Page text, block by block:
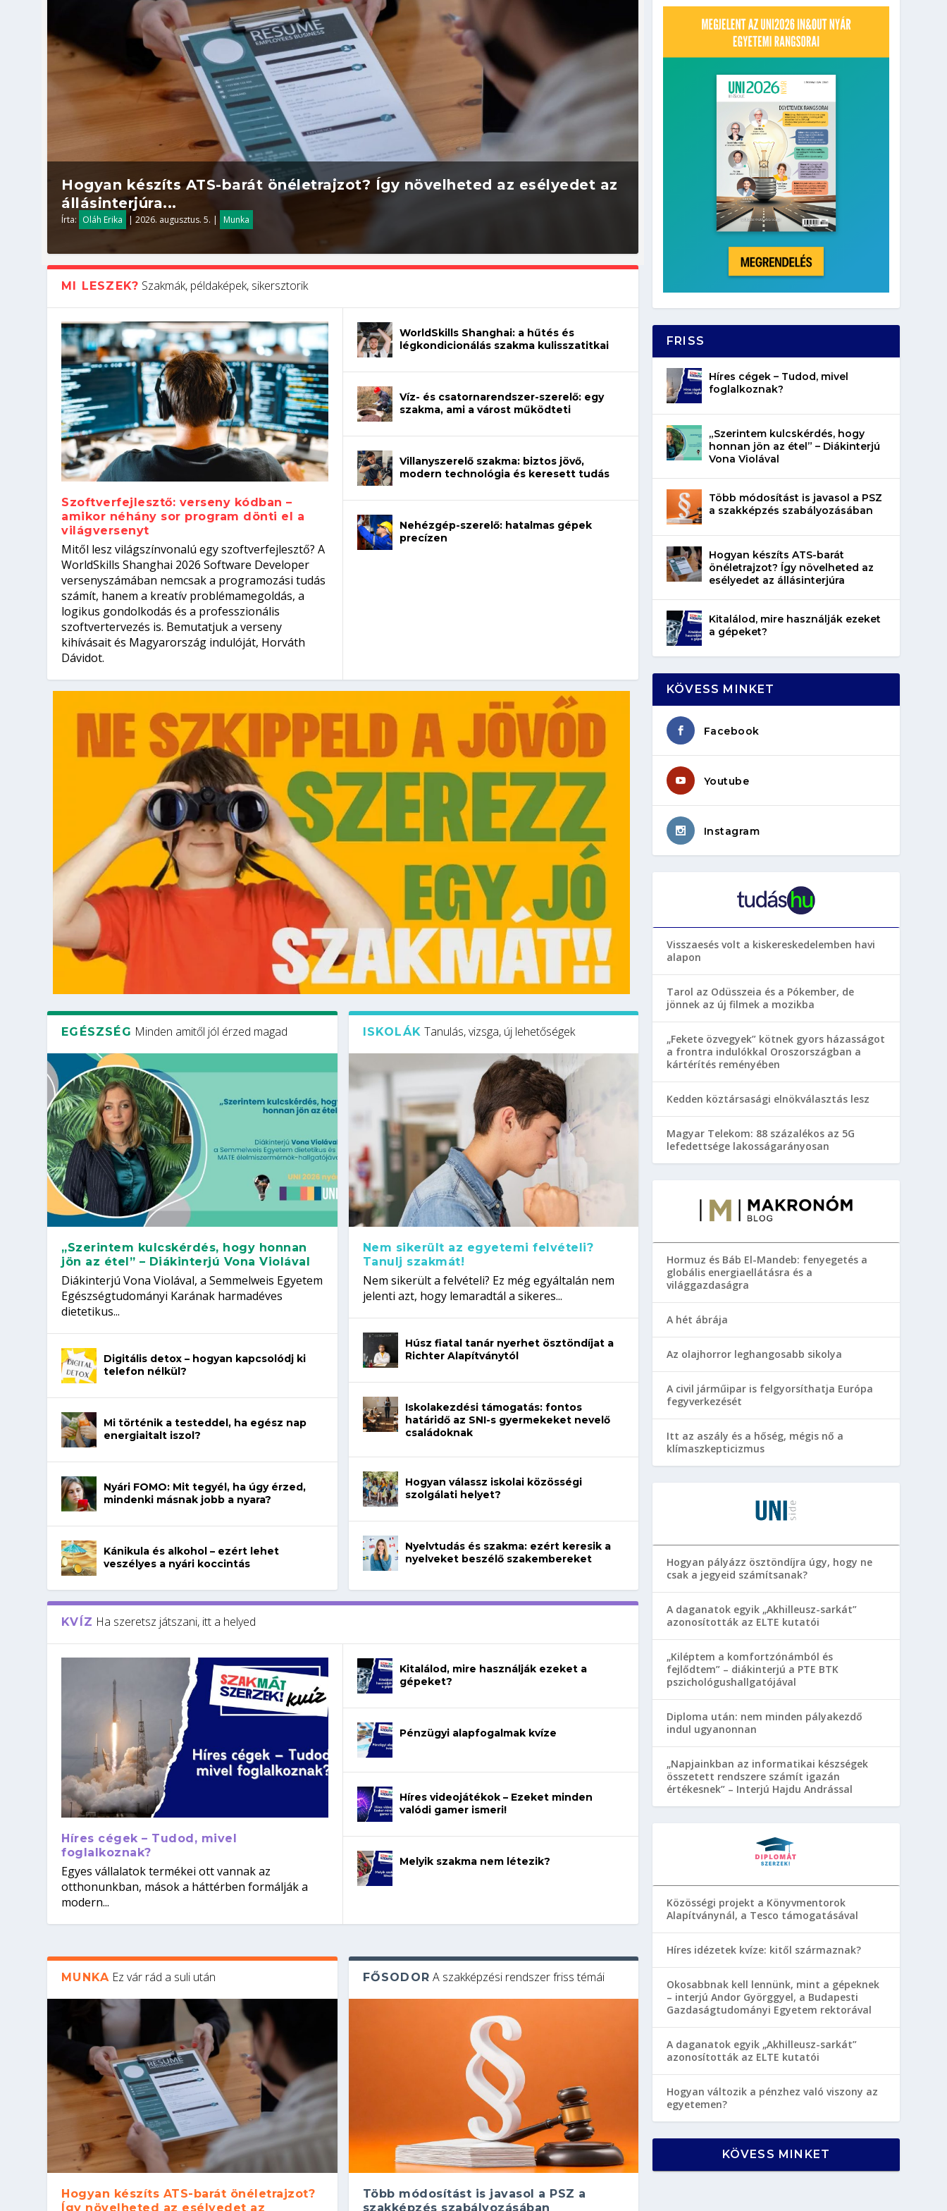
Hogyan készíts ATS-barát önéletrajzot? Így növelheted az esélyedet az
állásinterjúra...
Írta: Oláh Erika |2026. augusztus. 5. | Munka
Kitalálod, mire használják ezeket a gépeket?
Írta: Tóth Mónika |2026. augusztus. 4.| Kvíz
Nem sikerült az egyetemi felvételi? Tanulj szakmát!
Írta: Oláh Erika |2026. augusztus. 4.| Iskolák
Szoftverfejlesztő: verseny kódban – amikor néhány sor program dönti
el a világversenyt...
Írta: Szakmát Szerzek |2026. augusztus. 3.| Mi leszek?
Digitális detox – hogyan kapcsolódj ki telefon nélkül?
Írta: Oláh Erika |2026. augusztus. 3.| Egészség
MI LESZEK? Szakmák, példaképek, sikersztorik
Szoftverfejlesztő: verseny kódban –
amikor néhány sor program dönti el a
világversenyt
Mitől lesz világszínvonalú egy szoftverfejlesztő? A
WorldSkills Shanghai 2026 Software Developer
versenyszámában nemcsak a programozási tudás
számít, hanem a kreatív problémamegoldás, a
logikus gondolkodás és a professzionális
szoftvertervezés is. Bemutatjuk a verseny
kihívásait és Magyarország indulóját, Horváth
Dávidot.
WorldSkills Shanghai: a hűtés és
légkondicionálás szakma kulisszatitkai
Víz- és csatornarendszer-szerelő: egy
szakma, ami a várost működteti
Villanyszerelő szakma: biztos jövő,
modern technológia és keresett tudás
Nehézgép-szerelő: hatalmas gépek
precízen
EGÉSZSÉG Minden amitől jól érzed magad
„Szerintem kulcskérdés, hogy honnan
jön az étel” – Diákinterjú Vona Violával
Diákinterjú Vona Violával, a Semmelweis Egyetem
Egészségtudományi Karának harmadéves
dietetikus...
Digitális detox – hogyan kapcsolódj ki
telefon nélkül?
Mi történik a testeddel, ha egész nap
energiaitalt iszol?
Nyári FOMO: Mit tegyél, ha úgy érzed,
mindenki másnak jobb a nyara?
Kánikula és alkohol – ezért lehet
veszélyes a nyári koccintás
ISKOLÁK Tanulás, vizsga, új lehetőségek
Nem sikerült az egyetemi felvételi?
Tanulj szakmát!
Nem sikerült a felvételi? Ez még egyáltalán nem
jelenti azt, hogy lemaradtál a sikeres...
Húsz fiatal tanár nyerhet ösztöndíjat a
Richter Alapítványtól
Iskolakezdési támogatás: fontos
határidő az SNI-s gyermekeket nevelő
családoknak
Hogyan válassz iskolai közösségi
szolgálati helyet?
Nyelvtudás és szakma: ezért keresik a
nyelveket beszélő szakembereket
KVÍZ Ha szeretsz játszani, itt a helyed
Híres cégek – Tudod, mivel
foglalkoznak?
Egyes vállalatok termékei ott vannak az
otthonunkban, mások a háttérben formálják a
modern...
Kitalálod, mire használják ezeket a
gépeket?
Pénzügyi alapfogalmak kvíze
Híres videojátékok – Ezeket minden
valódi gamer ismeri!
Melyik szakma nem létezik?
MUNKA Ez vár rád a suli után
Hogyan készíts ATS-barát önéletrajzot?
Így növelheted az esélyedet az
FŐSODOR A szakképzési rendszer friss témái
Több módosítást is javasol a PSZ a
szakképzés szabályozásában
FRISS
Híres cégek – Tudod, mivel
foglalkoznak?
„Szerintem kulcskérdés, hogy
honnan jön az étel” – Diákinterjú
Vona Violával
Több módosítást is javasol a PSZ
a szakképzés szabályozásában
Hogyan készíts ATS-barát
önéletrajzot? Így növelheted az
esélyedet az állásinterjúra
Kitalálod, mire használják ezeket
a gépeket?
KÖVESS MINKET
Facebook
Youtube
Instagram
Visszaesés volt a kiskereskedelemben havi
alapon
Tarol az Odüsszeia és a Pókember, de
jönnek az új filmek a mozikba
„Fekete özvegyek” kötnek gyors házasságot
a frontra indulókkal Oroszországban a
kártérítés reményében
Kedden köztársasági elnökválasztás lesz
Magyar Telekom: 88 százalékos az 5G
lefedettsége lakosságarányosan
Hormuz és Báb El-Mandeb: fenyegetés a
globális energiaellátásra és a
világgazdaságra
A hét ábrája
Az olajhorror leghangosabb sikolya
A civil járműipar is felgyorsíthatja Európa
fegyverkezését
Itt az aszály és a hőség, mégis nő a
klímaszkepticizmus
Hogyan pályázz ösztöndíjra úgy, hogy ne
csak a jegyeid számítsanak?
A daganatok egyik „Akhilleusz-sarkát”
azonosították az ELTE kutatói
„Kiléptem a komfortzónámból és
fejlődtem” – diákinterjú a PTE BTK
pszichológushallgatójával
Diploma után: nem minden pályakezdő
indul ugyanonnan
„Napjainkban az informatikai készségek
összetett rendszere számít igazán
értékesnek” – Interjú Hajdu Andrással
Közösségi projekt a Könyvmentorok
Alapítványnál, a Tesco támogatásával
Híres idézetek kvíze: kitől származnak?
Okosabbnak kell lennünk, mint a gépeknek
– interjú Andor Györggyel, a Budapesti
Gazdaságtudományi Egyetem rektorával
A daganatok egyik „Akhilleusz-sarkát”
azonosították az ELTE kutatói
Hogyan változik a pénzhez való viszony az
egyetemen?
KÖVESS MINKET